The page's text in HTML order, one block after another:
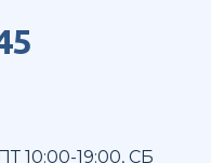
10:00-19:00, СБ